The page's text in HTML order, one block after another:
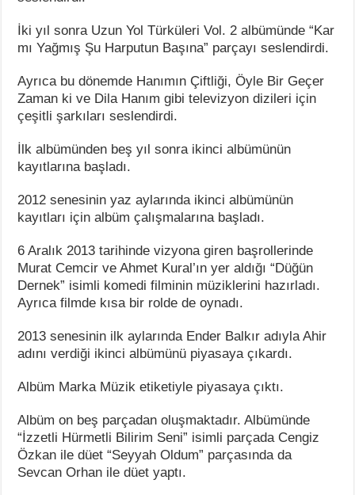
İki yıl sonra Uzun Yol Türküleri Vol. 2 albümünde “Kar
mı Yağmış Şu Harputun Başına” parçayı seslendirdi.
Ayrıca bu dönemde Hanımın Çiftliği, Öyle Bir Geçer
Zaman ki ve Dila Hanım gibi televizyon dizileri için
çeşitli şarkıları seslendirdi.
İlk albümünden beş yıl sonra ikinci albümünün
kayıtlarına başladı.
2012 senesinin yaz aylarında ikinci albümünün
kayıtları için albüm çalışmalarına başladı.
6 Aralık 2013 tarihinde vizyona giren başrollerinde
Murat Cemcir ve Ahmet Kural’ın yer aldığı “Düğün
Dernek” isimli komedi filminin müziklerini hazırladı.
Ayrıca filmde kısa bir rolde de oynadı.
2013 senesinin ilk aylarında Ender Balkır adıyla Ahir
adını verdiği ikinci albümünü piyasaya çıkardı.
Albüm Marka Müzik etiketiyle piyasaya çıktı.
Albüm on beş parçadan oluşmaktadır. Albümünde
“İzzetli Hürmetli Bilirim Seni” isimli parçada Cengiz
Özkan ile düet “Seyyah Oldum” parçasında da
Sevcan Orhan ile düet yaptı.